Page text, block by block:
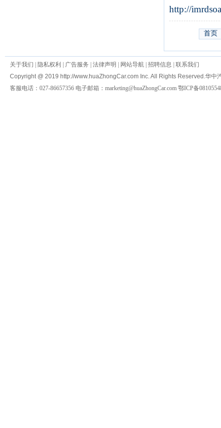
http://
首页
关于我们 隐私权利 广告服务 法律声明 网站导航 招聘信息
联系我们
Copyright @ 2019 http://www.huaZhongCar.com Inc. All Rights Reserved.华中
客服电话：027-86657356 电子邮箱：marketing@huaZhongCar.com 鄂ICP备